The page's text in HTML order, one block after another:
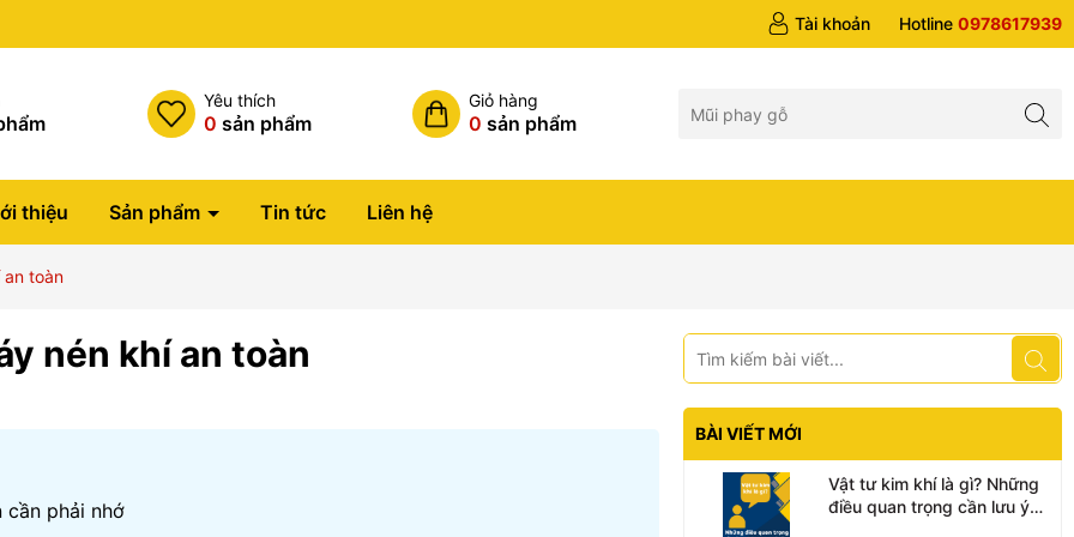
Tài khoản Hotline 0978617939
Yêu thích
0 sản phẩm
Giỏ hàng
0 sản phẩm
thiệu Sản phẩm Tin tức Liên hệ
toàn
nén khí an toàn
cần phải nhớ
BÀI VIẾT MỚI
Vật tư kim khí là gì? Những
điều quan trọng cần lưu ý